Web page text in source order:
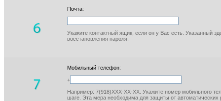
Почта:
Укажите контактный ящик, если он у Вас есть. Указанный
восстановления пароля.
Мобильный телефон:
+
Например: 7(918)XXX-XX-XX. Укажите номер мобильного
шаге. Эта мера необходима для защиты от автоматических